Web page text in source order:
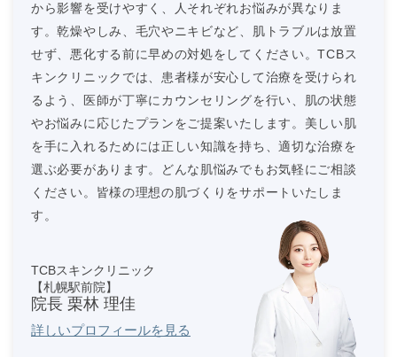
から影響を受けやすく、人それぞれお悩みが異なりま
す。乾燥やしみ、毛穴やニキビなど、肌トラブルは放置
せず、悪化する前に早めの対処をしてください。TCBス
キンクリニックでは、患者様が安心して治療を受けられ
るよう、医師が丁寧にカウンセリングを行い、肌の状態
やお悩みに応じたプランをご提案いたします。美しい肌
を手に入れるためには正しい知識を持ち、適切な治療を
選ぶ必要があります。どんな肌悩みでもお気軽にご相談
ください。皆様の理想の肌づくりをサポートいたしま
す。
TCBスキンクリニック
【札幌駅前院】
院長 栗林 理佳
詳しいプロフィールを見る